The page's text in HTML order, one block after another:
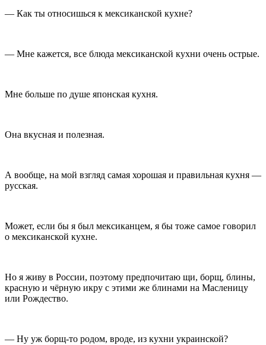
— Как ты относишься к мексиканской кухне?
— Мне кажется, все блюда мексиканской кухни очень острые.
Мне больше по душе японская кухня.
Она вкусная и полезная.
А вообще, на мой взгляд самая хорошая и правильная кухня —
русская.
Может, если бы я был мексиканцем, я бы тоже самое говорил
о мексиканской кухне.
Но я живу в России, поэтому предпочитаю щи, борщ, блины,
красную и чёрную икру с этими же блинами на Масленицу
или Рождество.
— Ну уж борщ-то родом, вроде, из кухни украинской?